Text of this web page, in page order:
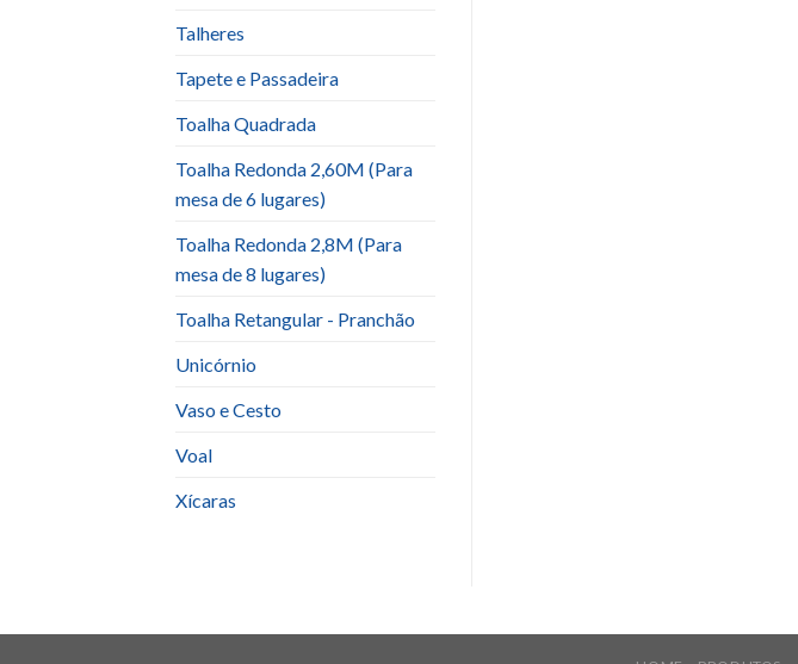
Talheres
Tapete e Passadeira
Toalha Quadrada
Toalha Redonda 2,60M (Para
mesa de 6 lugares)
Toalha Redonda 2,8M (Para
mesa de 8 lugares)
Toalha Retangular - Pranchão
Unicórnio
Vaso e Cesto
Voal
Xícaras